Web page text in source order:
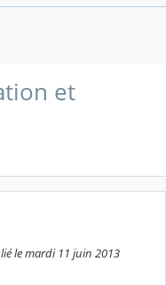
et
le mardi 11 juin 2013